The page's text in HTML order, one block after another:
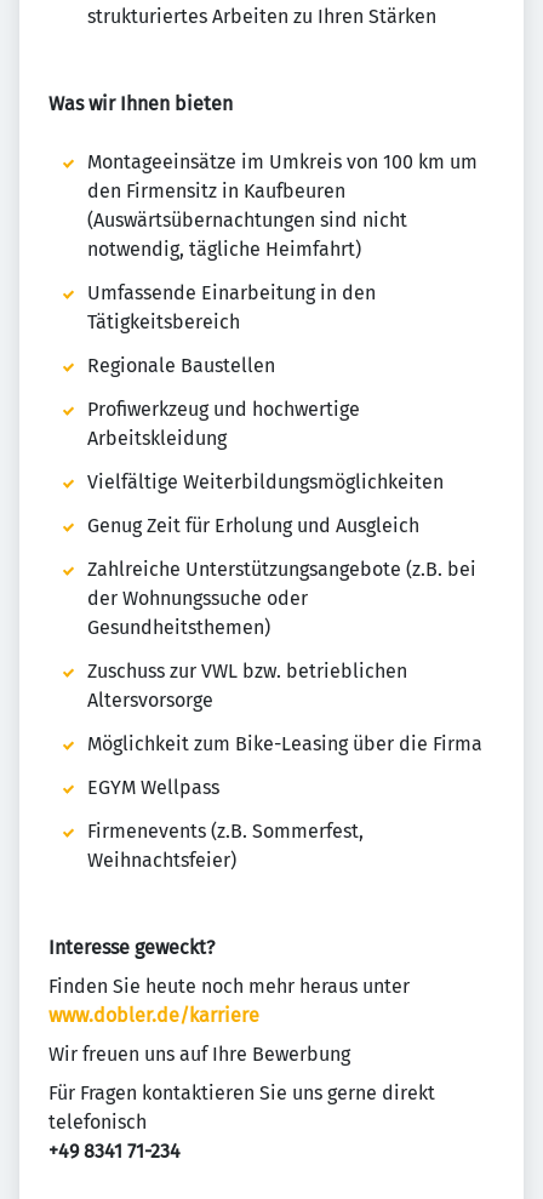
strukturiertes Arbeiten zu Ihren Stärken
Was wir Ihnen bieten
Montageeinsätze im Umkreis von 100 km um
den Firmensitz in Kaufbeuren
(Auswärtsübernachtungen sind nicht
notwendig, tägliche Heimfahrt)
Umfassende Einarbeitung in den
Tätigkeitsbereich
Regionale Baustellen
Profiwerkzeug und hochwertige
Arbeitskleidung
Vielfältige Weiterbildungsmöglichkeiten
Genug Zeit für Erholung und Ausgleich
Zahlreiche Unterstützungsangebote (z.B. bei
der Wohnungssuche oder
Gesundheitsthemen)
Zuschuss zur VWL bzw. betrieblichen
Altersvorsorge
Möglichkeit zum Bike-Leasing über die Firma
EGYM Wellpass
Firmenevents (z.B. Sommerfest,
Weihnachtsfeier)
Interesse geweckt?
Finden Sie heute noch mehr heraus unter
www.dobler.de/karriere
Wir freuen uns auf Ihre Bewerbung
Für Fragen kontaktieren Sie uns gerne direkt
telefonisch
+49 8341 71-234